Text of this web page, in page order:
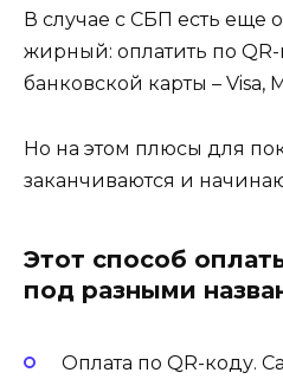
В случае с СБП есть еще
жирный: оплатить по
банковской карты – Visa,
Но на этом плюсы для
заканчиваются и
Этот способ
под разными
Оплата по QR-коду.